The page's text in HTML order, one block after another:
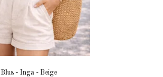
Blus - Inga - Beige